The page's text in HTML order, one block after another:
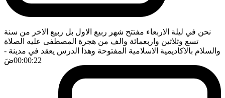
نحن في ليلة الاربعاء مفتتح شهر ربيع الاول بل ربيع الاخر من سنة
تسع وثلاثين واربعمائة والف من هجرة المصطفى عليه الصلاة
والسلام بالاكاديمية الاسلامية المفتوحة وهذا الدرس يعقد في مدينة -
00:00:22ضَ